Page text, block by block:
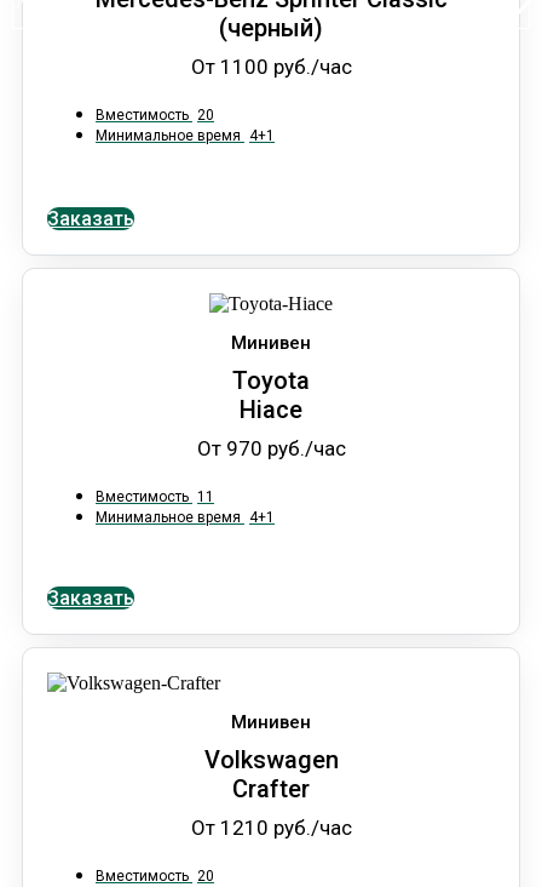
(черный)
От 1100 руб./час
Вместимость 20
Минимальное время 4+1
Заказать
Минивен
Toyota
Hiace
От 970 руб./час
Вместимость 11
Минимальное время 4+1
Заказать
Минивен
Volkswagen
Crafter
От 1210 руб./час
Вместимость 20